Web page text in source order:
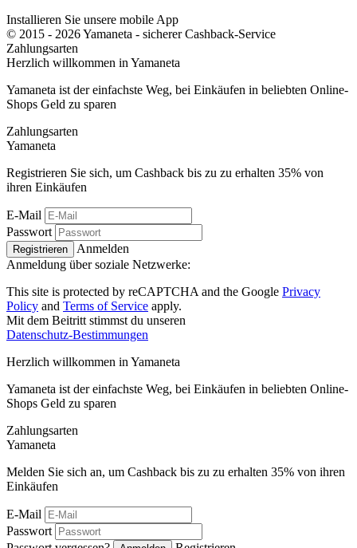
Installieren Sie unsere mobile App
© 2015 - 2026 Yamaneta - sicherer Cashback-Service
Zahlungsarten
Herzlich willkommen in Yamaneta
Yamaneta ist der einfachste Weg, bei Einkäufen in beliebten Online-
Shops Geld zu sparen
Zahlungsarten
Yamaneta
Registrieren Sie sich, um Cashback bis zu zu erhalten 35% von
ihren Einkäufen
E-Mail
Passwort
Registrieren
Anmelden
Anmeldung über soziale Netzwerke:
This site is protected by reCAPTCHA and the Google Privacy
Policy and Terms of Service apply.
Mit dem Beitritt stimmst du unseren
Datenschutz-Bestimmungen
Herzlich willkommen in Yamaneta
Yamaneta ist der einfachste Weg, bei Einkäufen in beliebten Online-
Shops Geld zu sparen
Zahlungsarten
Yamaneta
Melden Sie sich an, um Cashback bis zu zu erhalten 35% von ihren
Einkäufen
E-Mail
Passwort